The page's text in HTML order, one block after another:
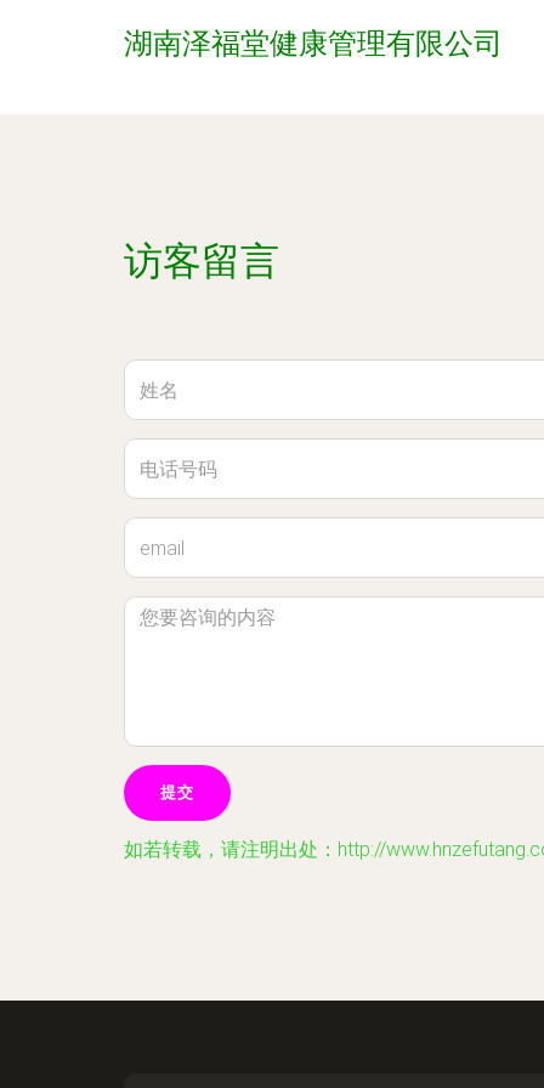
湖南泽福堂健康管理有限公司
访客留言
如若转载，请注明出处：http://